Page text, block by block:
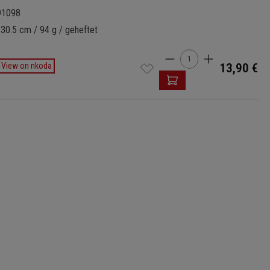
cm / 94 g / geheftet
View on nkoda Produkt Anzahl:
13,90 €